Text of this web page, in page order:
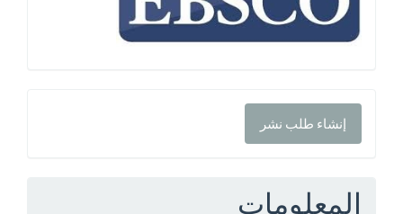
إنشاء
طلب
إنشاء طلب نشر
المعلومات